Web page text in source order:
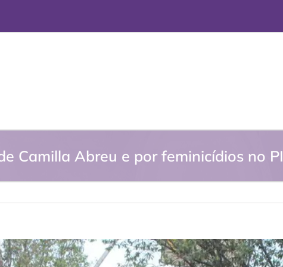
Camilla Abreu e por feminicídios no PI